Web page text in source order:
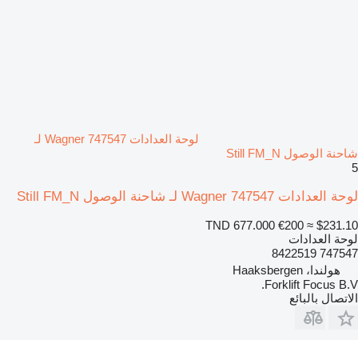
لوحة العدادات Wagner 747547 لـ
شاحنة الوصول Still FM_N
5
لوحة العدادات Wagner 747547 لـ شاحنة الوصول Still FM_N
TND 677.000 €200 ≈ $231.10
لوحة العدادات
747547 8422519
هولندا، Haaksbergen
Forklift Focus B.V.
الاتصال بالبائع